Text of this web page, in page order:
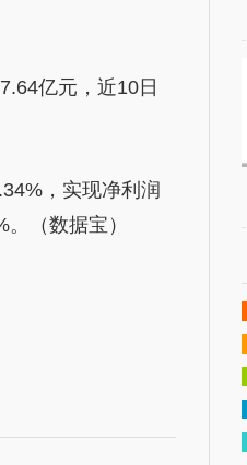
亿元，近10日
，实现净利润
（数据宝）